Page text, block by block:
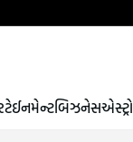
બિઝનેસ